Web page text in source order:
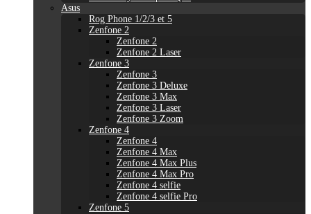
Asus
Rog Phone 1/2/3 et 5
Zenfone 2
Zenfone 2
Zenfone 2 Laser
Zenfone 3
Zenfone 3
Zenfone 3 Deluxe
Zenfone 3 Max
Zenfone 3 Laser
Zenfone 3 Zoom
Zenfone 4
Zenfone 4
Zenfone 4 Max
Zenfone 4 Max Plus
Zenfone 4 Max Pro
Zenfone 4 selfie
Zenfone 4 selfie Pro
Zenfone 5